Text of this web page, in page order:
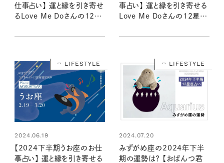
仕事占い】 運と縁を引き寄せ
るLove Me Doさんの12星
事占い】 運と縁を引き寄せる
Love Me Doさんの12星座
LIFESTYLE
2024.06.19
【2024下半期うお座のお仕
事占い】 運と縁を引き寄せる
LIFESTYLE
2024.07.20
みずがめ座の2024年下半
期の運勢は？ 【おぱんつ君